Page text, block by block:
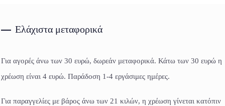
Ελάχιστα μεταφορικά
Για αγορές άνω των 30 ευρώ, δωρεάν μεταφορικά. Κάτω των 30 ευρώ η
χρέωση είναι 4 ευρώ. Παράδοση 1-4 εργάσιμες ημέρες.
Για παραγγελίες με βάρος άνω των 21 κιλών, η χρέωση γίνεται κατόπιν